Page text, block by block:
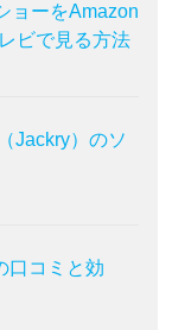
ョーをAmazon
ビで見る方法
Jackry）のソ
口コミと効